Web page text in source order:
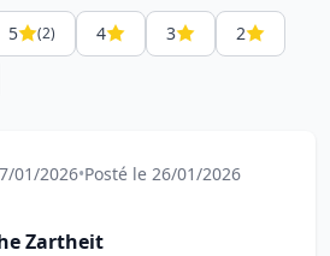
5 (2) 4 3
2
01/2026•Posté le 26/01/2026
Zartheit